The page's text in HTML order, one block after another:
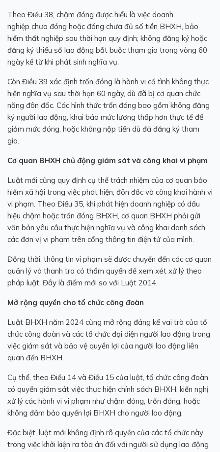
Theo Điều 38, chậm đóng được hiểu là việc doanh
nghiệp chưa đóng hoặc đóng chưa đủ số tiền BHXH, bảo
hiểm thất nghiệp sau thời hạn quy định; không đăng ký hoặc
đăng ký thiếu số lao động bắt buộc tham gia trong vòng 60
ngày kể từ khi phát sinh nghĩa vụ.
Còn Điều 39 xác định trốn đóng là hành vi cố tình không thực
hiện nghĩa vụ sau thời hạn 60 ngày, dù đã bị cơ quan chức
năng đôn đốc. Các hình thức trốn đóng bao gồm không đăng
ký người lao động, khai báo mức lương thấp hơn thực tế để
giảm mức đóng, hoặc không nộp tiền dù đã đăng ký tham
gia.
Cơ quan BHXH chủ động giám sát và công khai vi phạm
Luật mới cũng quy định cụ thể trách nhiệm của cơ quan bảo
hiểm xã hội trong việc phát hiện, đôn đốc và công khai hành vi
vi phạm. Theo Điều 35, khi phát hiện doanh nghiệp có dấu
hiệu chậm hoặc trốn đóng BHXH, cơ quan BHXH phải gửi
văn bản yêu cầu thực hiện nghĩa vụ và công khai danh sách
các đơn vị vi phạm trên cổng thông tin điện tử của mình.
Đồng thời, thông tin vi phạm sẽ được chuyển đến các cơ quan
quản lý và thanh tra có thẩm quyền để xem xét xử lý theo
pháp luật. Đây là điểm mới so với Luật 2014.
Mở rộng quyền cho tổ chức công đoàn
Luật BHXH năm 2024 cũng mở rộng đáng kể vai trò của tổ
chức công đoàn và các tổ chức đại diện người lao động trong
việc giám sát và bảo vệ quyền lợi của người lao động liên
quan đến BHXH.
Cụ thể, theo Điều 14 và Điều 15 của luật, tổ chức công đoàn
có quyền giám sát việc thực hiện chính sách BHXH, kiến nghị
xử lý các hành vi vi phạm như chậm đóng, trốn đóng, hoặc
không đảm bảo quyền lợi BHXH cho người lao động.
Đặc biệt, luật mới khẳng định rõ quyền của các tổ chức này
trong việc khởi kiện ra tòa án đối với người sử dụng lao động